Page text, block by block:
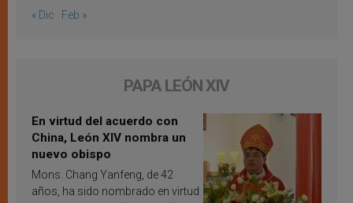
« Dic Feb »
PAPA LEÓN XIV
En virtud del acuerdo con
China, León XIV nombra un
nuevo obispo
Mons. Chang Yanfeng, de 42
años, ha sido nombrado en virtud